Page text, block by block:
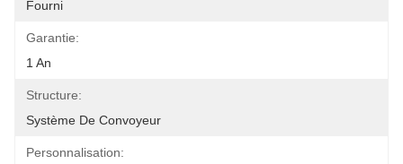
Fourni
Garantie:
1 An
Structure:
Système De Convoyeur
Personnalisation: